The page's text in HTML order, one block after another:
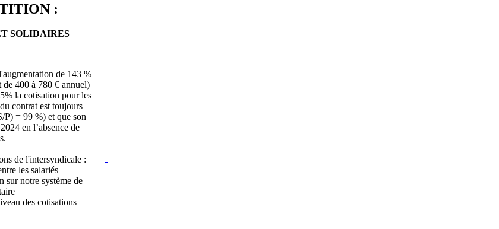
:
SOLIDAIRES
de 143 %
400 à 780 € annuel)
la cotisation pour les
contrat est toujours
P) = 99 %) et que son
en l’absence de
de l'intersyndicale :
les salariés
sur notre système de
des cotisations